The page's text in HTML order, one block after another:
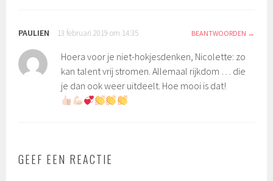
PAULIEN 13 februari 2019 om 14:35 BEANTWOORDEN
Hoera voor je niet-hokjesdenken, Nicolette: zo
kan talent vrij stromen. Allemaal rijkdom … die
je dan ook weer uitdeelt. Hoe mooi is dat!
GEEF EEN REACTIE